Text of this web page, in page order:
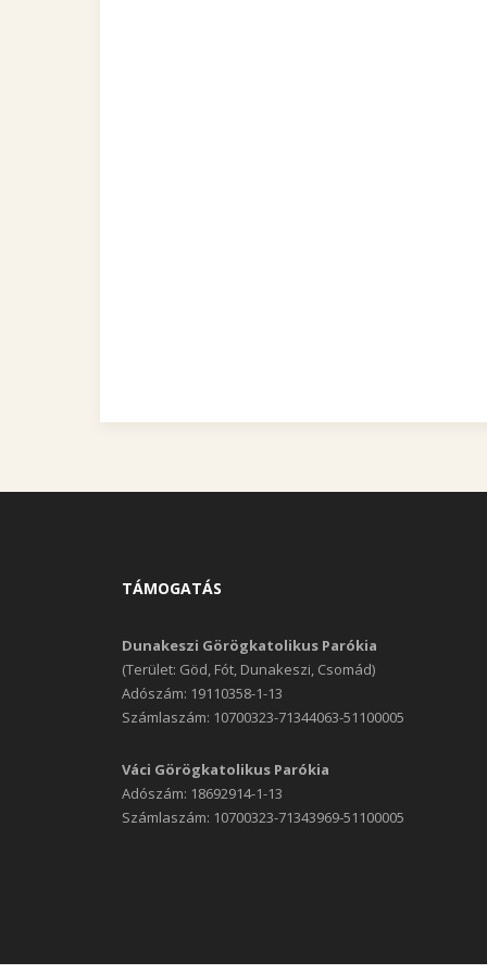
TÁMOGATÁS
Dunakeszi Görögkatolikus Parókia
(Terület: Göd, Fót, Dunakeszi, Csomád)
Adószám: 19110358-1-13
Számlaszám: 10700323-71344063-51100005
Váci Görögkatolikus Parókia
Adószám: 18692914-1-13
Számlaszám: 10700323-71343969-51100005